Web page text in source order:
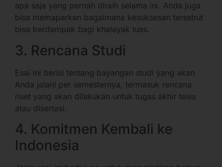
apa saja yang pernah diraih selama ini. Anda juga
bisa memaparkan bagaimana kesuksesan tersebut
bisa berdampak bagi khalayak luas.
3. Rencana Studi
Esai ini berisi tentang bayangan studi yang akan
Anda jalani per semesternya, termasuk rencana
riset yang akan dilakukan untuk tugas akhir tesis
atau disertasi.
4. Komitmen Kembali ke
Indonesia